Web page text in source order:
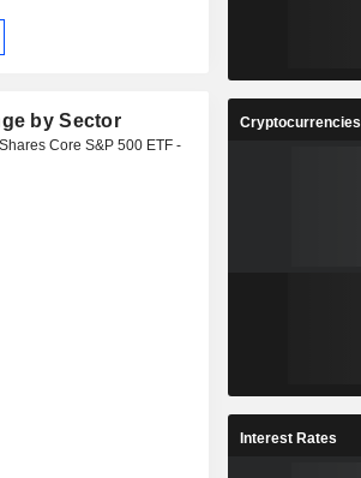
by Sector
Core S&P 500 ETF -
Cryptocurrencies
Interest Rates